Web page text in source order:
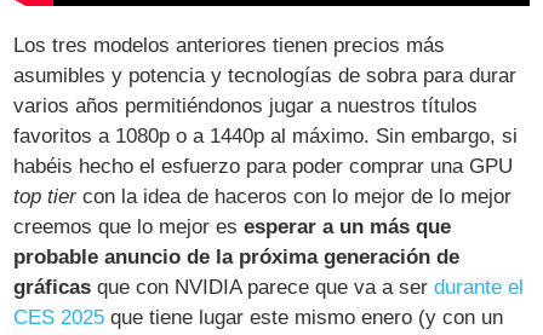
Los tres modelos anteriores tienen precios más
asumibles y potencia y tecnologías de sobra para durar
varios años permitiéndonos jugar a nuestros títulos
favoritos a 1080p o a 1440p al máximo. Sin embargo, si
habéis hecho el esfuerzo para poder comprar una GPU
top tiercon la idea de haceros con lo mejor de lo mejor
creemos que lo mejor esesperar a un más que
probable anuncio de la próxima generación de
gráficas que con NVIDIA parece que va a serdurante el
CES 2025 que tiene lugar este mismo enero (y con un